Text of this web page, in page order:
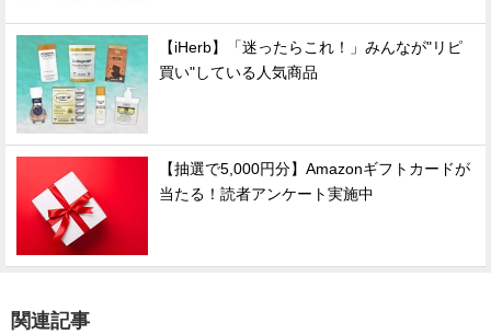
【iHerb】「迷ったらこれ！」みんなが"リピ
買い"している人気商品
【抽選で5,000円分】Amazonギフトカードが
当たる！読者アンケート実施中
関連記事